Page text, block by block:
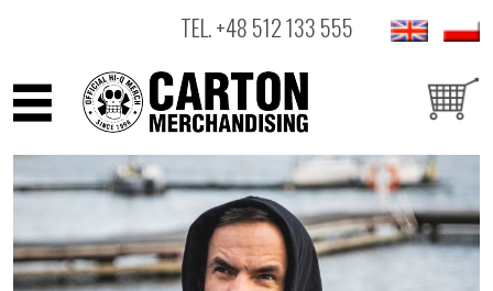
TEL.+48 512 133 555
ARTYŚCI
PRODUKTY
OUTLET